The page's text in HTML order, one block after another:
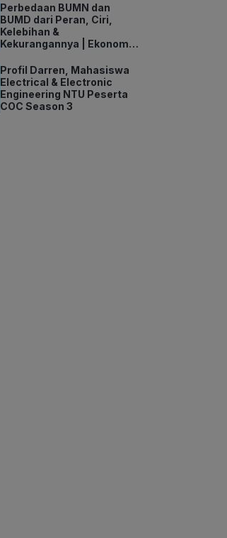
Perbedaan BUMN dan
BUMD dari Peran, Ciri,
Kelebihan &
Kekurangannya | Ekonomi
Profil Darren, Mahasiswa
Electrical & Electronic
Engineering NTU Peserta
COC Season 3